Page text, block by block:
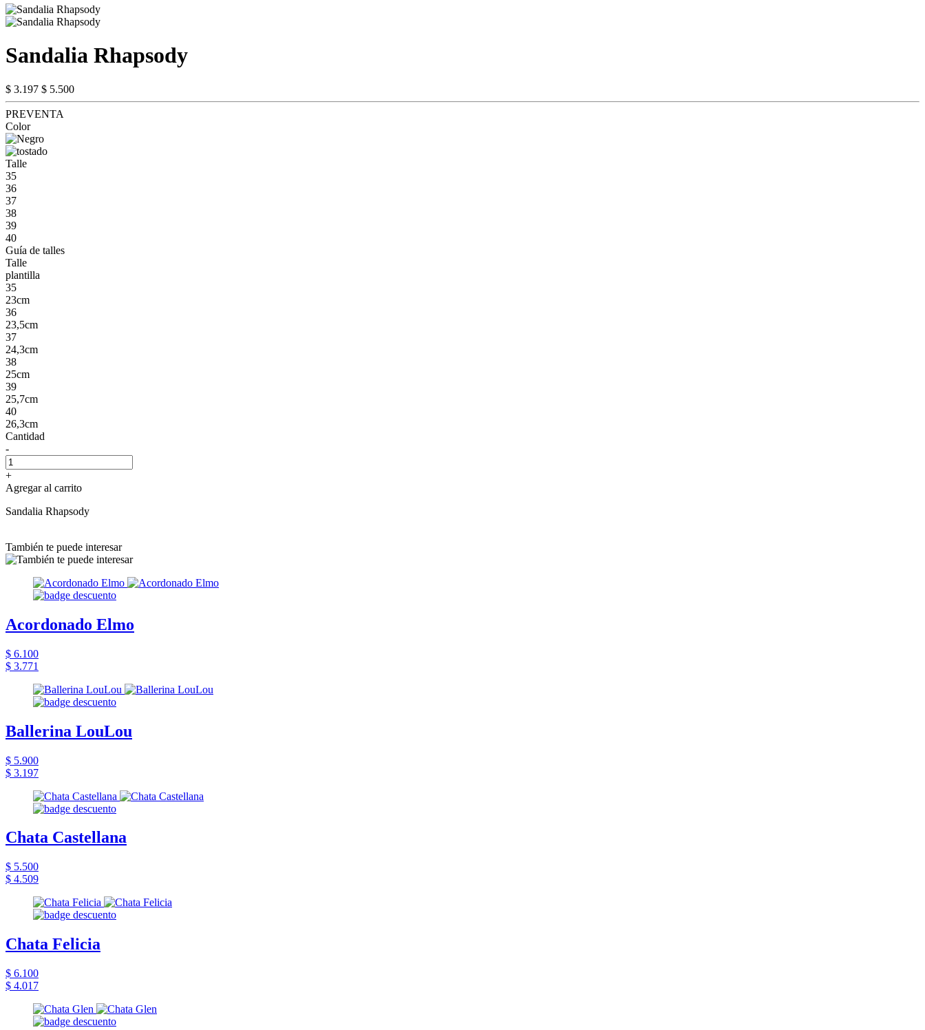
Sandalia Rhapsody
$ 3.197 $ 5.500
PREVENTA
Color
Talle
35
36
37
38
39
40
Guía de talles
Talle
plantilla
35
23cm
36
23,5cm
37
24,3cm
38
25cm
39
25,7cm
40
26,3cm
Cantidad
-
+
Agregar al carrito
Sandalia Rhapsody
También te puede interesar
Acordonado Elmo
$ 6.100
$ 3.771
Ballerina LouLou
$ 5.900
$ 3.197
Chata Castellana
$ 5.500
$ 4.509
Chata Felicia
$ 6.100
$ 4.017